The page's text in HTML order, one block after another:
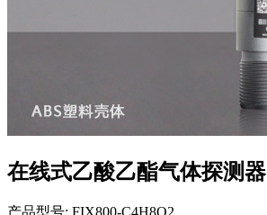
在线式乙酸乙酯气体探测器